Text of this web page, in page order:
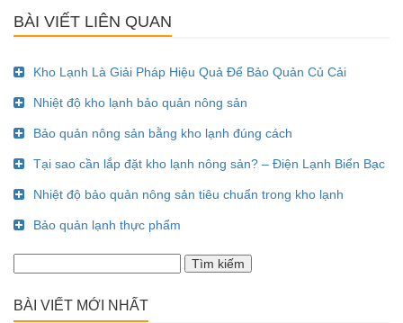
BÀI VIẾT LIÊN QUAN
Kho Lạnh Là Giải Pháp Hiệu Quả Để Bảo Quản Củ Cải
Nhiệt độ kho lạnh bảo quản nông sản
Bảo quản nông sản bằng kho lạnh đúng cách
Tại sao cần lắp đặt kho lạnh nông sản? – Điện Lạnh Biển Bạc
Nhiệt độ bảo quản nông sản tiêu chuẩn trong kho lạnh
Bảo quản lạnh thực phẩm
kiếm
BÀI VIẾT MỚI NHẤT